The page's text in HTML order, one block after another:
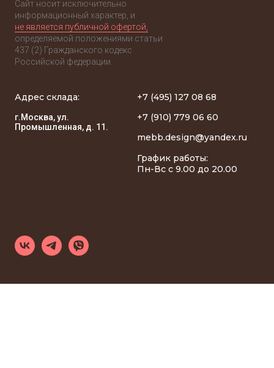
Сайт носит исключительно
информационный характер, и
не является публичной офертой,
определяемой положениями статьи
437 (2) Гражданского кодекс
Российской федерации.
Адрес склада:
г.Москва, ул.
Промышленная, д. 11.
+7 (495) 127 08 68
+7 (910) 779 06 60
mebb.design@yandex.ru
График работы:
Пн-Вс с 9.00 до 20.00